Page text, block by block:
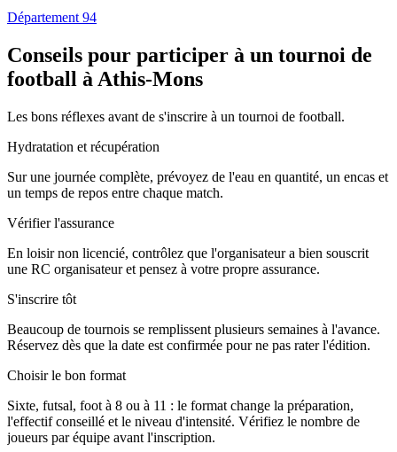
Département 94
Conseils pour participer à un tournoi de
football à Athis-Mons
Les bons réflexes avant de s'inscrire à un tournoi de football.
Hydratation et récupération
Sur une journée complète, prévoyez de l'eau en quantité, un encas et
un temps de repos entre chaque match.
Vérifier l'assurance
En loisir non licencié, contrôlez que l'organisateur a bien souscrit
une RC organisateur et pensez à votre propre assurance.
S'inscrire tôt
Beaucoup de tournois se remplissent plusieurs semaines à l'avance.
Réservez dès que la date est confirmée pour ne pas rater l'édition.
Choisir le bon format
Sixte, futsal, foot à 8 ou à 11 : le format change la préparation,
l'effectif conseillé et le niveau d'intensité. Vérifiez le nombre de
joueurs par équipe avant l'inscription.